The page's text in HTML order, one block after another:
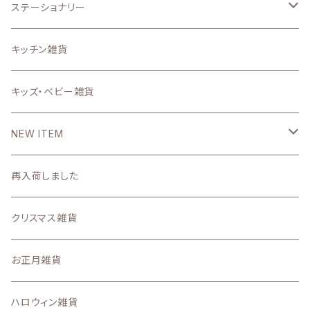
うちの子グッズ
写真で作るうちの子グッズ
置物・オブジェ
インテリア雑貨小物
壁掛け時計・照明
DIYパーツ
ステーショナリー
スタンプ
ステーショナリー雑貨
キッチン雑貨
キッズ・ベビー雑貨
NEW ITEM
2026
7月
6月
2025
11月の新着商品
10月の新着商品
再入荷しました
クリスマス雑貨
お正月雑貨
ハロウィン雑貨